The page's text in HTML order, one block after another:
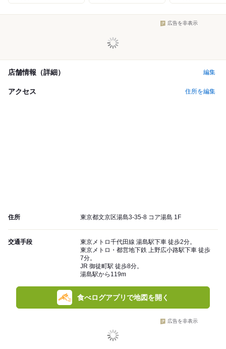
広告を非表示
店舗情報（詳細） 編集
アクセス 住所を編集
住所 東京都文京区湯島3-35-8 コア湯島 1F
交通手段
東京メトロ千代田線 湯島駅下車 徒歩2分。
東京メトロ・都営地下鉄 上野広小路駅下車 徒歩
7分。
JR 御徒町駅 徒歩8分。
湯島駅から119m
食べログアプリで地図を開く
広告を非表示